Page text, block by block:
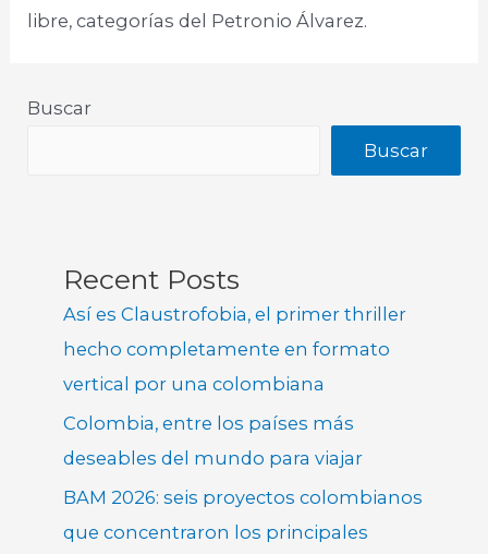
libre, categorías del Petronio Álvarez.
Buscar
Buscar
Recent Posts
Así es Claustrofobia, el primer thriller
hecho completamente en formato
vertical por una colombiana
Colombia, entre los países más
deseables del mundo para viajar
BAM 2026: seis proyectos colombianos
que concentraron los principales